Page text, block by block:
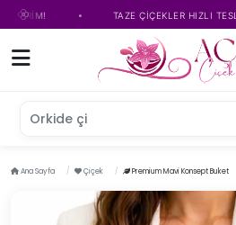
TAZE ÇİÇEKLER HIZLI TESLİMAT!
Orkide çiçeği
Ana Sayfa Çiçek Premium Mavi Konsept Buket